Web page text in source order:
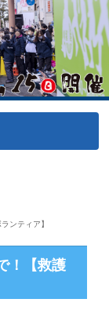
ンティア】
！【救護